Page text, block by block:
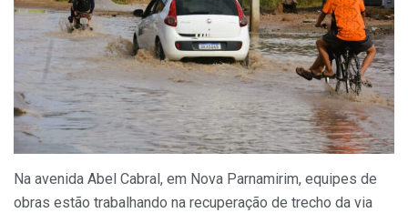
Na avenida Abel Cabral, em Nova Parnamirim, equipes de
obras estão trabalhando na recuperação de trecho da via